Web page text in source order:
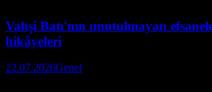
Vahşi Batı'nın unutulmayan
hikâyeleri
22.07.2026Genel